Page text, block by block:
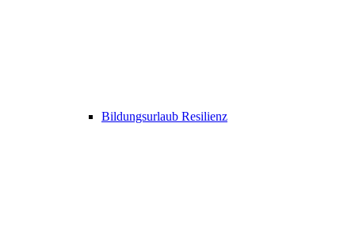
Bildungsurlaub Resilienz